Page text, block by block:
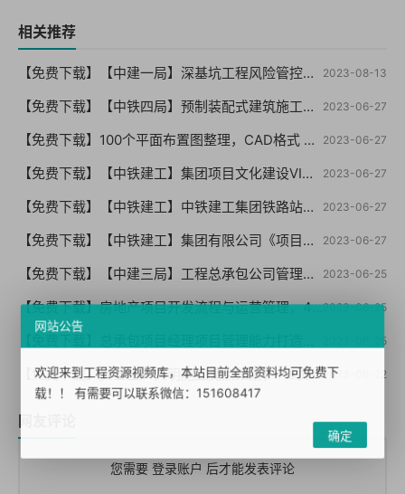
相关推荐
2023-08-13
【免费下载】【中建一局】深基坑工程风险管控要点及典型事故剖析（终版）PPT210页，可编辑！-2021年06月【01-0059】
2023-06-27
【免费下载】【中铁四局】预制装配式建筑施工技术，PPT76页【01-0058】
2023-06-27
【免费下载】100个平面布置图整理，CAD格式 （干货你值得拥有）【01-0057】
2023-06-27
【免费下载】【中铁建工】集团项目文化建设VI指导手册【01-0056】
2023-06-27
【免费下载】【中铁建工】中铁建工集团铁路站房项目文化标准化建设VI手册【01-0055】
2023-06-27
【免费下载】【中铁建工】集团有限公司《项目机构标准化管理指导手册（试行版）【01-0054】
2023-06-25
【免费下载】【中建三局】工程总承包公司管理制度汇编（146页 编制详细）【01-0053】
2023-06-25
【免费下载】房地产项目开发流程与运营管理，49页PPT【01-0052】
2023-06-25
2023-06-22
【免费下载】安全生产文明施工亮点策划，118页PPT【01-0050】
您需要 登录账户 后才能发表评论
网站公告
欢迎来到工程资源视频库，本站目前全部资料均可免费下
载！！ 有需要可以联系微信：151608417
确定